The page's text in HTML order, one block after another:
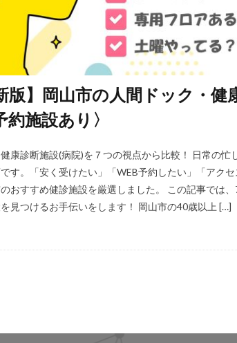
版】岡山市の人間ドック・
約施設あり〉
康診断施設(病院)を７つの視点から比較！ 日常の
す。「安く受けたい」「WEB予約したい」「アク
おすすめ健診施設を厳選しました。 この記事では
見つけるお手伝いをします！ 岡山市の40歳以上 […]